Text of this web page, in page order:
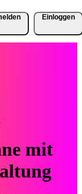
Einloggen
mit